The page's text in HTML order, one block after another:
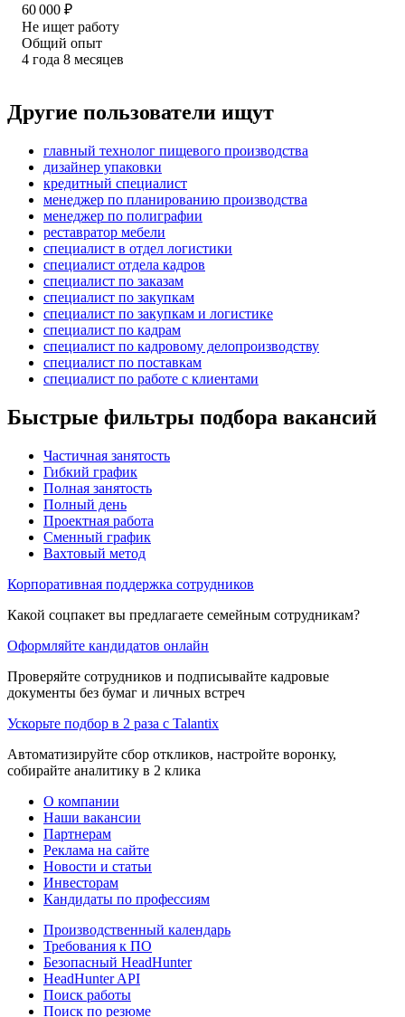
60 000 ₽
Не ищет работу
Общий опыт
4 года 8 месяцев
Другие пользователи ищут
главный технолог пищевого производства
дизайнер упаковки
кредитный специалист
менеджер по планированию производства
менеджер по полиграфии
реставратор мебели
специалист в отдел логистики
специалист отдела кадров
специалист по заказам
специалист по закупкам
специалист по закупкам и логистике
специалист по кадрам
специалист по кадровому делопроизводству
специалист по поставкам
специалист по работе с клиентами
Быстрые фильтры подбора вакансий
Частичная занятость
Гибкий график
Полная занятость
Полный день
Проектная работа
Сменный график
Вахтовый метод
Корпоративная поддержка сотрудников
Какой соцпакет вы предлагаете семейным сотрудникам?
Оформляйте кандидатов онлайн
Проверяйте сотрудников и подписывайте кадровые
документы без бумаг и личных встреч
Ускорьте подбор в 2 раза с Talantix
Автоматизируйте сбор откликов, настройте воронку,
собирайте аналитику в 2 клика
О компании
Наши вакансии
Партнерам
Реклама на сайте
Новости и статьи
Инвесторам
Кандидаты по профессиям
Производственный календарь
Требования к ПО
Безопасный HeadHunter
HeadHunter API
Поиск работы
Поиск по резюме